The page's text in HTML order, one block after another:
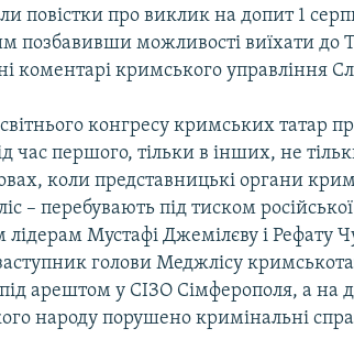
повістки про виклик на допит 1
позбавивши можливості виїхати до
коментарі кримського управління
конгресу кримських татар
час першого, тільки в інших, не
коли представницькі органи
– перебувають під тиском
Мустафі Джемілєву і Рефату
заступник голови Меджлісу
арештом у СІЗО Сімферополя, а на
народу порушено кримінальні